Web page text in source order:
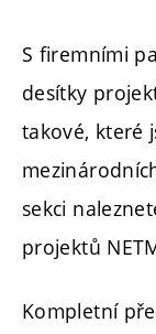
S firemními
desítky
takové, které
sekci
projektů
Kompletní